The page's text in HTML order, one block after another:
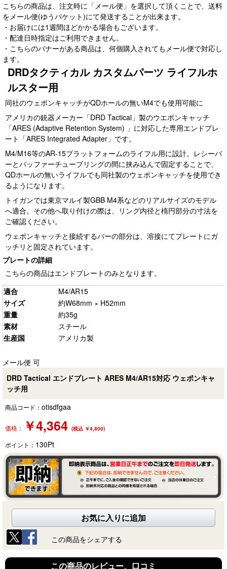
こちらの商品は、注文時に「メール便」を選択して頂くことで、送料
をメール便(ゆうパケット)にて発送することが出来ます。
・お届けには1週間ほどかかる場合もございます。
・配達日時指定はご利用できません。
・こちらのバナーがある商品は、何個購入されてもメール便で対応し
ます。
DRDタクティカル カスタムパーツ ライフルホ
ルスター用
同社のウェポンキャッチがQDホールの無いM4でも使用可能に
アメリカの銃器メーカー「DRD Tactical」製のウエポンキャッチ
「ARES (Adaptive Retention System) 」に対応した専用エンドプレ
ート「ARES Integrated Adapter」です。
M4/M16等のAR-15プラットフォームのライフル用に設計。レシーバ
ーとバッファーチューブリングの間に挟み込んで固定することで、
QDホールの無いライフルでも同社製のウェポンキャッチを使用でき
るようになります。
トイガンでは東京マルイ製GBB M4系などのリアルサイズのモデル
へ適合。その他へ取り付けの際は、リング内径と楕円部分の寸法を
ご確認ください。
ウェポンキャッチと接続するバーの部分は、溶接にてプレートにガ
ッチリと固定されています。
プレートの詳細
こちらの商品はエンドプレートのみとなります。
適合
M4/AR15
サイズ
約W68mm × H52mm
重量
約35g
素材
スチール
生産国
アメリカ製
メール便 可
DRD Tactical エンドプレート ARES M4/AR15対応 ウェポンキャ
ッチ用
商品コード： otisdfgaa
価格： ￥4,364 (税込 ￥4,800)
ポイント： 130Pt
お気に入りに追加
この商品をシェアする
この商品のレビュー、口コミ